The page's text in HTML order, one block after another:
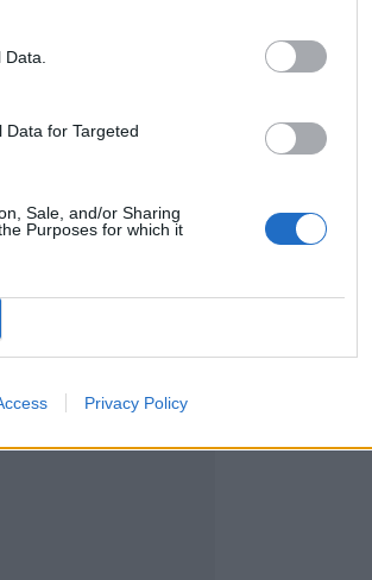
for Targeted
Sale, and/or Sharing
Purposes for which it
Privacy Policy
Une grande dalle
minimaliste. La
Aix-en-Provence,